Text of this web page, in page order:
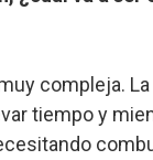
compleja.
tiempo y